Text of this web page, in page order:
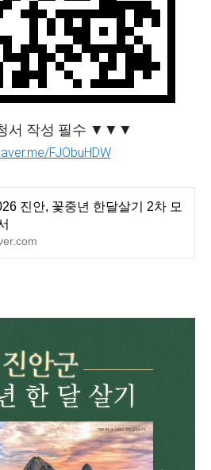
작성 필수 ▼​▼​▼​
FJObuHDW
진안, 꽃중년 한달살기 2차 모